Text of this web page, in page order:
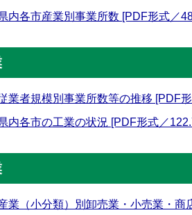
内各市産業別事業所数 [PDF形式／
業者規模別事業所数等の推移 [PDF
内各市の工業の状況 [PDF形式／
業（小分類）別卸売業・小売業・商